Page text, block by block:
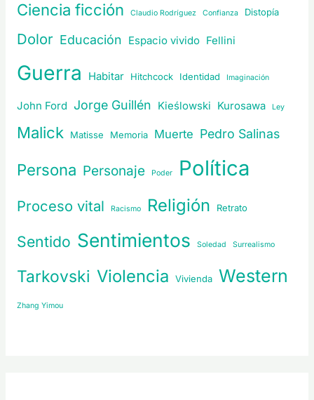
Ciencia ficción Claudio Rodríguez Confianza Distopía
Dolor Educación Espacio vivido Fellini
Guerra Habitar Hitchcock Identidad Imaginación
John Ford Jorge Guillén Kieślowski Kurosawa Ley
Malick Matisse Memoria Muerte Pedro Salinas
Persona Personaje Poder Política
Proceso vital Racismo Religión Retrato
Sentido Sentimientos Soledad Surrealismo
Tarkovski Violencia Vivienda Western
Zhang Yimou